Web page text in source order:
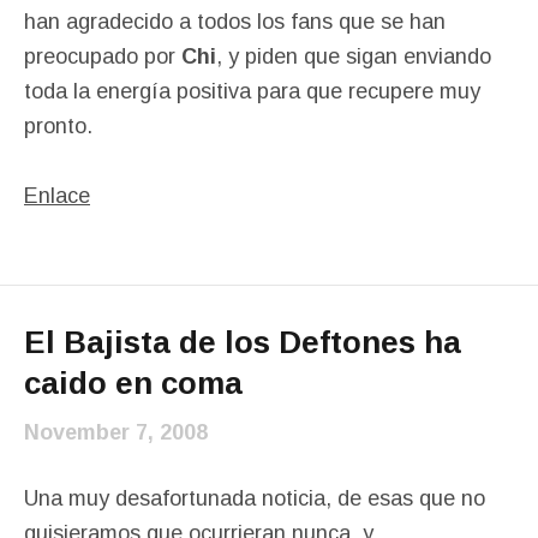
han agradecido a todos los fans que se han
preocupado por Chi, y piden que sigan enviando
toda la energía positiva para que recupere muy
pronto.
Enlace
El Bajista de los Deftones ha
caido en coma
November 7, 2008
Una muy desafortunada noticia, de esas que no
quisieramos que ocurrieran nunca, y